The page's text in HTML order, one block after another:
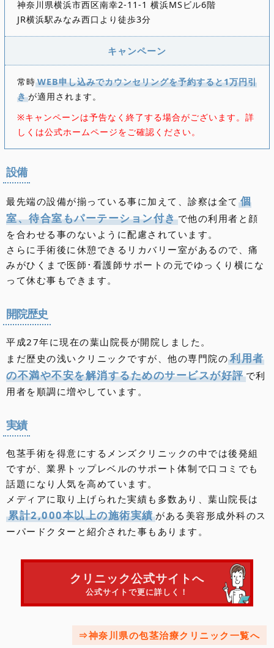
神奈川県横浜市西区南幸2-11-1 横浜MSビル6階
JR横浜駅みなみ西口より徒歩3分
キャンペーン
常時 WEB申し込みでカウンセリングを予約すると1万円引
きが適用されます。
※キャンペーンは予告なく終了する場合がございます。詳
しくは公式ホームページをご確認ください。
設備
最先端の設備が揃っている事に加えて、診察は全て 個
室、待合室もパーテーション付きで他の利用者と顔
を合わせる事のないように配慮されています。
さらに手術後に休憩できるリカバリー室があるので、痛
みがひくまで医師･看護師サポートの元でゆっくり横にな
って休む事もできます。
開院歴史
平成27年に現在の葉山院長が開院しました。
まだ歴史の浅いクリニックですが、他の専門院の 利用者
の不満や不安を解消するためのサービスが好評で利
用者を順調に増やしています。
実績
包茎手術を得意にするメンズクリニックの中では後発組
ですが、業界トップレベルのサポート体制で口コミでも
話題になり人気を高めています。
メディアに取り上げられた実績も多数あり、葉山院長は
累計2,000本以上の施術実績 がある美容形成外科のス
ーパードクターと紹介された事もあります。
クリニック公式サイトへ
公式サイトで更に詳しく！
神奈川県の包茎治療クリニック一覧へ